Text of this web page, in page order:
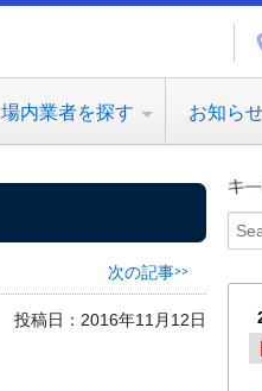
場内業者を探す お知ら
次の記事>>
投稿日：2016年11月12日